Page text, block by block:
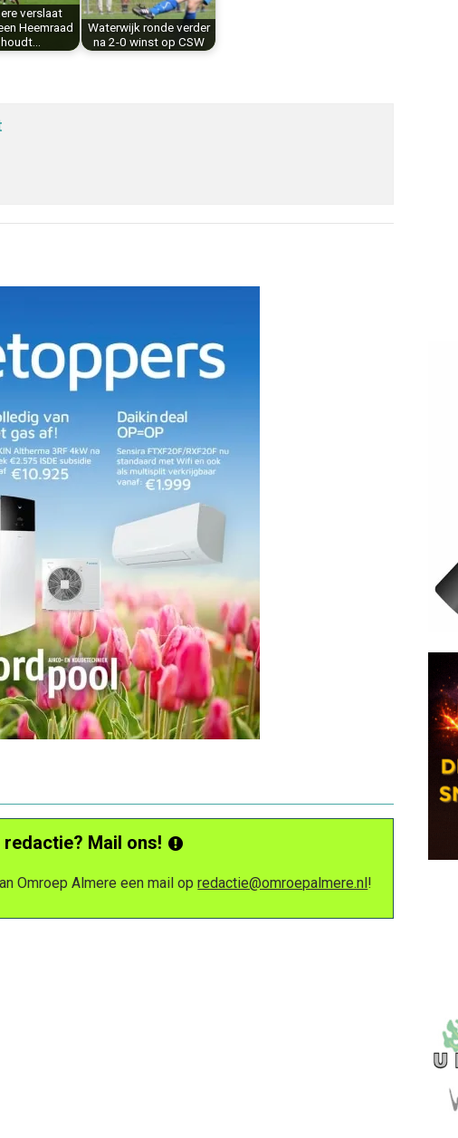
verslaat
Heemraad
houdt…
Waterwijk ronde verder
na 2-0 winst op CSW
Mail ons!
Omroep Almere een mail opredactie@omroepalmere.nl!